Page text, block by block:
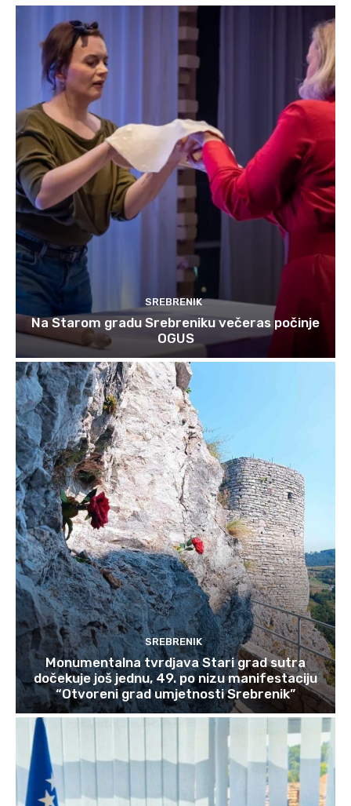
SREBRENIK
Na Starom gradu Srebreniku večeras počinje
OGUS
SREBRENIK
Monumentalna tvrdjava Stari grad sutra
dočekuje još jednu, 49. po nizu manifestaciju
“Otvoreni grad umjetnosti Srebrenik”